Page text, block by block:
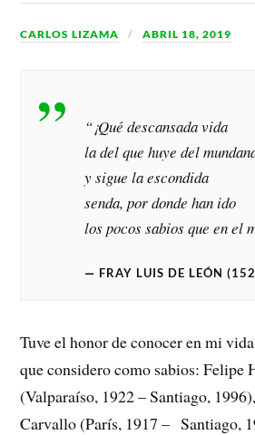
CARLOS LIZAMA ABRIL 18, 2019
“¡Qué descansada vida
la del que huye del
y sigue la escondida
senda, por donde han ido
los pocos sabios que en el
FRAY LUIS DE LEÓN
Tuve el honor de conocer en mi
que considero como sabios: Felipe
(Valparaíso, 1922 – Santiago,
Carvallo (París, 1917 – Santiago,